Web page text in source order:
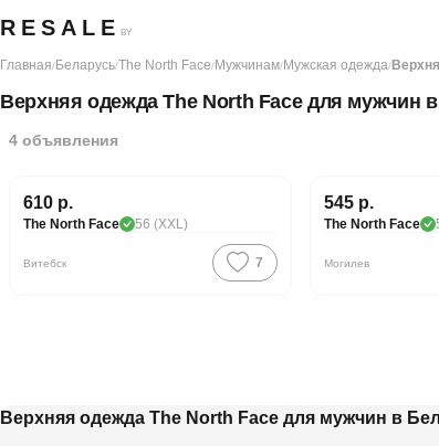
RESALE BY
Главная/Беларусь/The North Face/Мужчинам/Мужская одежда/
Верхняя одежда The North Face для мужчин
4 объявления
PREMIUM
610 р.
The North Face 56 (XXL)
Витебск 7
PREMIUM
545 р.
The North Face
Могилев
Верхняя одежда The North Face для мужчин в